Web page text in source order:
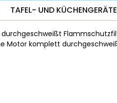
TAFEL- UND KÜCHENGERÄTE
Motor komplett